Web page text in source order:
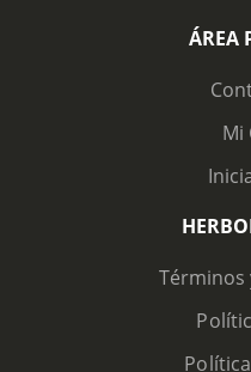
ÁREA
Mi
Términos